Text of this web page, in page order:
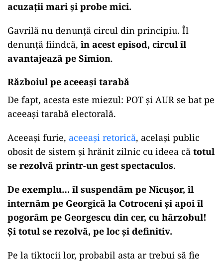
acuzații mari și probe mici.
Gavrilă nu denunță circul din principiu. Îl
denunță fiindcă, în acest episod, circul îl
avantajează pe Simion.
Războiul pe aceeași tarabă
De fapt, acesta este miezul: POT și AUR se bat pe
aceeași tarabă electorală.
Aceeași furie, aceeași retorică, același public
obosit de sistem și hrănit zilnic cu ideea că totul
se rezolvă printr-un gest spectaculos.
De exemplu… îl suspendăm pe Nicușor, îl
internăm pe Georgică la Cotroceni și apoi îl
pogorâm pe Georgescu din cer, cu hârzobul!
Și totul se rezolvă, pe loc și definitiv.
Pe la tiktocii lor, probabil asta ar trebui să fie